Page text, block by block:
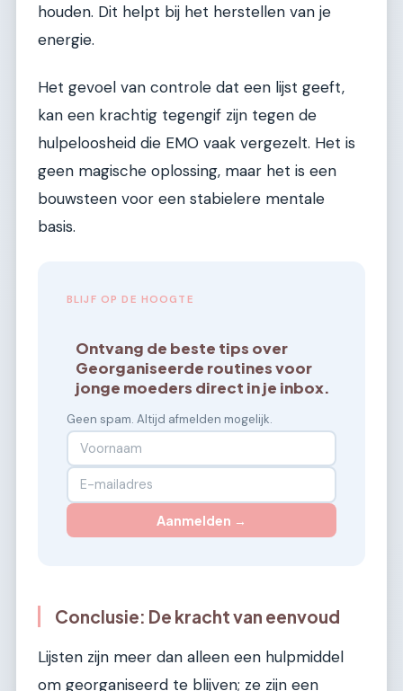
houden. Dit helpt bij het herstellen van je
energie.
Het gevoel van controle dat een lijst geeft,
kan een krachtig tegengif zijn tegen de
hulpeloosheid die EMO vaak vergezelt. Het is
geen magische oplossing, maar het is een
bouwsteen voor een stabielere mentale
basis.
BLIJF OP DE HOOGTE
Ontvang de beste tips over
Georganiseerde routines voor
jonge moeders direct in je inbox.
Geen spam. Altijd afmelden mogelijk.
Aanmelden →
Conclusie: De kracht van eenvoud
Lijsten zijn meer dan alleen een hulpmiddel
om georganiseerd te blijven; ze zijn een